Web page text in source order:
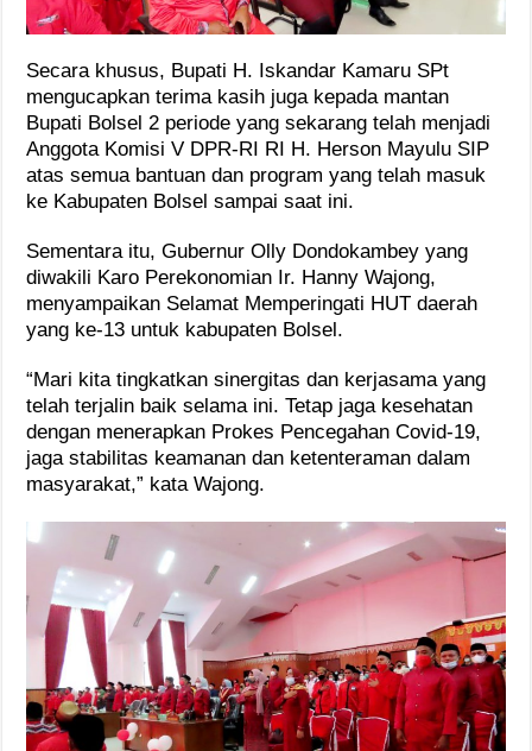
Secara khusus, Bupati H. Iskandar Kamaru SPt
mengucapkan terima kasih juga kepada mantan
Bupati Bolsel 2 periode yang sekarang telah menjadi
Anggota Komisi V DPR-RI RI H. Herson Mayulu SIP
atas semua bantuan dan program yang telah masuk
ke Kabupaten Bolsel sampai saat ini.
Sementara itu, Gubernur Olly Dondokambey yang
diwakili Karo Perekonomian Ir. Hanny Wajong,
menyampaikan Selamat Memperingati HUT daerah
yang ke-13 untuk kabupaten Bolsel.
“Mari kita tingkatkan sinergitas dan kerjasama yang
telah terjalin baik selama ini. Tetap jaga kesehatan
dengan menerapkan Prokes Pencegahan Covid-19,
jaga stabilitas keamanan dan ketenteraman dalam
masyarakat,” kata Wajong.